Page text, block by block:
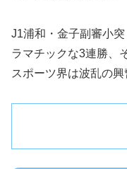
J1浦和・金子副審小
ラマチックな3連勝、
スポーツ界は波乱の興